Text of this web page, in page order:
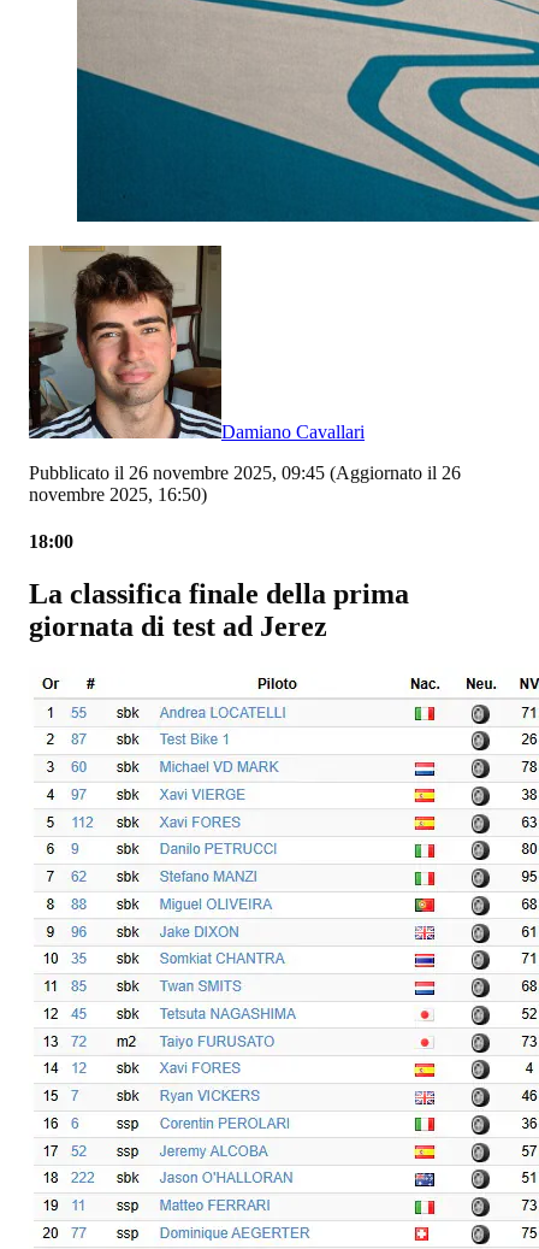
Damiano Cavallari
Pubblicato il 26 novembre 2025, 09:45 (Aggiornato il 26
novembre 2025, 16:50)
18:00
La classifica finale della prima
giornata di test ad Jerez